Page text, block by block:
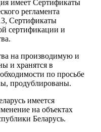
имеет Сертификаты
регламента
Сертификаты
сертификации и
на производимую и
и хранятся в
по просьбе
продублированы.
имеется
на объектах
Беларусь.